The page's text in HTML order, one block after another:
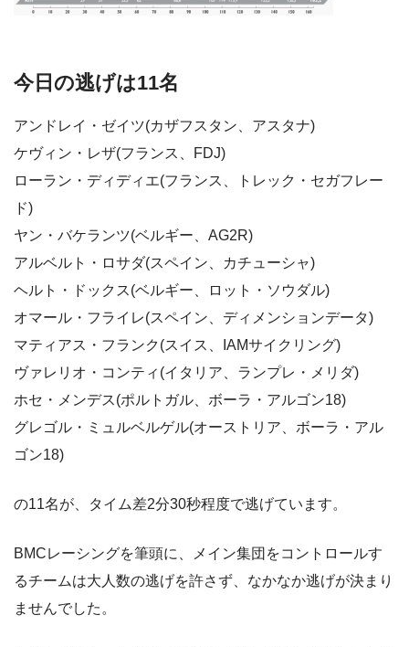
今日の逃げは11名
アンドレイ・ゼイツ(カザフスタン、アスタナ)
ケヴィン・レザ(フランス、FDJ)
ローラン・ディディエ(フランス、トレック・セガフレー
ド)
ヤン・バケランツ(ベルギー、AG2R)
アルベルト・ロサダ(スペイン、カチューシャ)
ヘルト・ドックス(ベルギー、ロット・ソウダル)
オマール・フライレ(スペイン、ディメンションデータ)
マティアス・フランク(スイス、IAMサイクリング)
ヴァレリオ・コンティ(イタリア、ランプレ・メリダ)
ホセ・メンデス(ポルトガル、ボーラ・アルゴン18)
グレゴル・ミュルベルゲル(オーストリア、ボーラ・アル
ゴン18)
の11名が、タイム差2分30秒程度で逃げています。
BMCレーシングを筆頭に、メイン集団をコントロールす
るチームは大人数の逃げを許さず、なかなか逃げが決まり
ませんでした。